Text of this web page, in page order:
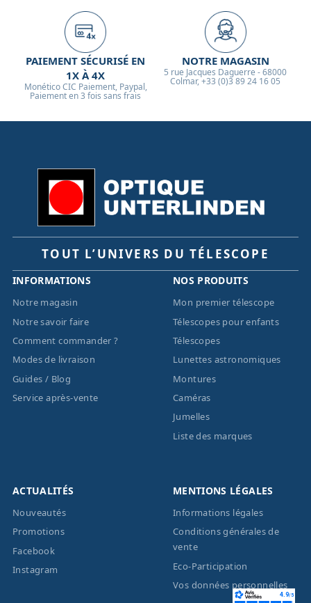
PAIEMENT SÉCURISÉ EN
1X À 4X
Monético CIC Paiement, Paypal,
Paiement en 3 fois sans frais
NOTRE MAGASIN
5 rue Jacques Daguerre - 68000
Colmar, +33 (0)3 89 24 16 05
TOUT L’UNIVERS DU TÉLESCOPE
INFORMATIONS
Notre magasin
Notre savoir faire
Comment commander ?
Modes de livraison
Guides / Blog
Service après-vente
NOS PRODUITS
Mon premier télescope
Télescopes pour enfants
Télescopes
Lunettes astronomiques
Montures
Caméras
Jumelles
Liste des marques
ACTUALITÉS
Nouveautés
Promotions
Facebook
Instagram
MENTIONS LÉGALES
Informations légales
Conditions générales de
vente
Eco-Participation
Vos données personnelles